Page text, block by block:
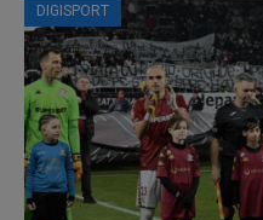
DIGISPORT